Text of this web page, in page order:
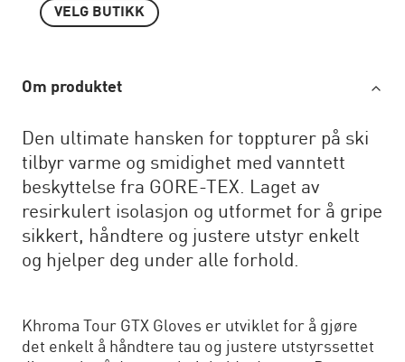
VELG BUTIKK
Om produktet
Den ultimate hansken for toppturer på ski
tilbyr varme og smidighet med vanntett
beskyttelse fra GORE-TEX. Laget av
resirkulert isolasjon og utformet for å gripe
sikkert, håndtere og justere utstyr enkelt
og hjelper deg under alle forhold.
Khroma Tour GTX Gloves er utviklet for å gjøre
det enkelt å håndtere tau og justere utstyrssettet